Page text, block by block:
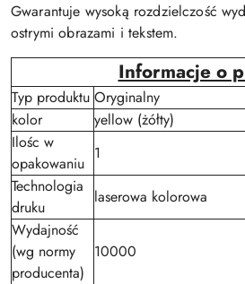
Gwarantuje wysoką rozdzielczość
ostrymi obrazami i tekstem.
Informacje o
Typ produktu Oryginalny
kolor
yellow (żółty)
Ilośc w
opakowaniu
1
Technologia
druku
laserowa kolorowa
Wydajność
(wg normy
producenta)
10000